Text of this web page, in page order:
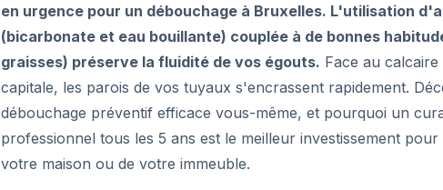
en urgence pour un débouchage à Bruxelles. L'utilisation
(bicarbonate et eau bouillante) couplée à de bonnes
graisses) préserve la fluidité de vos égouts. Face au
capitale, les parois de vos tuyaux s'encrassent rapidement.
débouchage préventif efficace vous-même, et pourquoi un
professionnel tous les 5 ans est le meilleur investissement
votre maison ou de votre immeuble.